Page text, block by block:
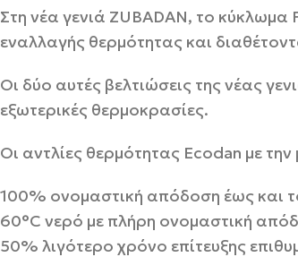
Στη νέα γενιά ZUBADAN, το
εναλλαγής θερμότητας και
Οι δύο αυτές βελτιώσεις της νέας
εξωτερικές θερμοκρασίες.
Οι αντλίες θερμότητας Ecodan με
100% ονομαστική απόδοση έως και
60°C νερό με πλήρη ονομαστική
50% λιγότερο χρόνο επίτευξης